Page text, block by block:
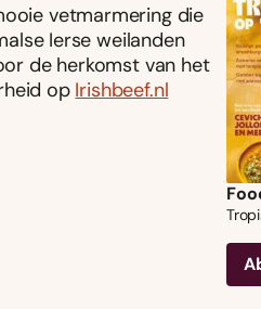
vetmarmering die
Ierse weilanden
de herkomst van het
op Irishbeef.nl